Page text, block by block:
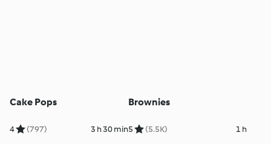
Cake Pops
4 (797) 3 h 30 min
Brownies
5 (5.5K) 1 h